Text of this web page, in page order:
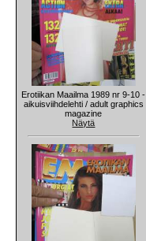
Erotiikan Maailma 1989 nr 9-10 -
aikuisviihdelehti / adult graphics
magazine
Näytä